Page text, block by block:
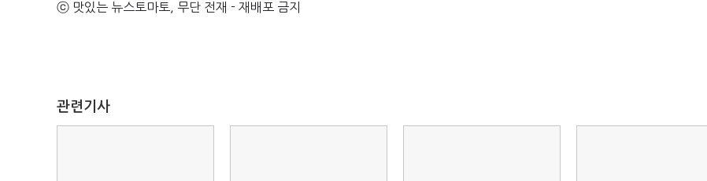
ⓒ 맛있는 뉴스토마토, 무단 전재 - 재배포 금지
관련기사